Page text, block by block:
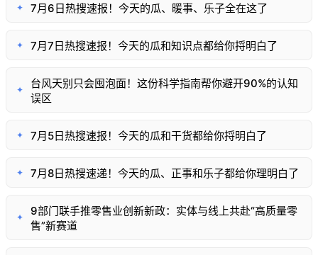
✦ 7月6日热搜速报！今天的瓜、暖事、乐子全在这了
✦ 7月7日热搜速报！今天的瓜和知识点都给你捋明白了
✦
台风天别只会囤泡面！这份科学指南帮你避开90%的认知
误区
✦ 7月5日热搜速报！今天的瓜和干货都给你捋明白了
✦ 7月8日热搜速递！今天的瓜、正事和乐子都给你理明白了
✦
9部门联手推零售业创新新政：实体与线上共赴“高质量零
售”新赛道